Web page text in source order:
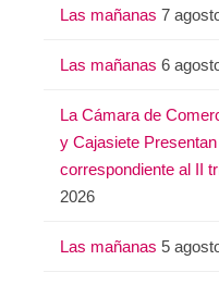
Las mañanas 7
Las mañanas 6
La Cámara de
y Cajasiete
correspondiente al II
2026
Las mañanas 5